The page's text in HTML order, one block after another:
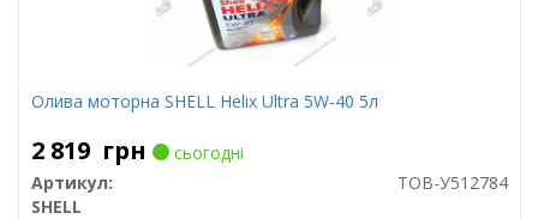
Олива моторна SHELL Helix Ultra 5W-40 5л
2 819 грн
сьогодні
Артикул:
ТОВ-У512784
SHELL